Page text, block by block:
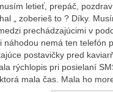
letieť, prepáč,
„ zoberieš to ? Díky.
prechádzajúcimi v
náhodou nemá ten telefón
postavičky pred
rýchlopis pri posielaní
mala čas. Mala ho